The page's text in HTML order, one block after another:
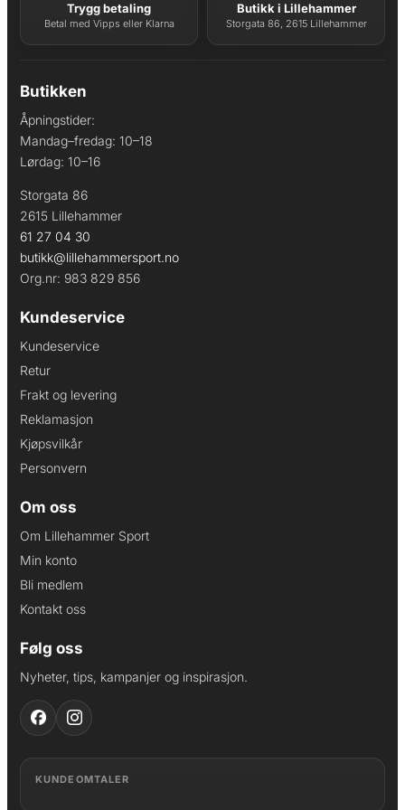
Trygg betaling
Betal med Vipps eller Klarna
Butikk i Lillehammer
Storgata 86, 2615 Lillehammer
Butikken
Åpningstider:
Mandag–fredag: 10–18
Lørdag: 10–16
Storgata 86
2615 Lillehammer
61 27 04 30
butikk@lillehammersport.no
Org.nr: 983 829 856
Kundeservice
Kundeservice
Retur
Frakt og levering
Reklamasjon
Kjøpsvilkår
Personvern
Om oss
Om Lillehammer Sport
Min konto
Bli medlem
Kontakt oss
Følg oss
Nyheter, tips, kampanjer og inspirasjon.
KUNDEOMTALER